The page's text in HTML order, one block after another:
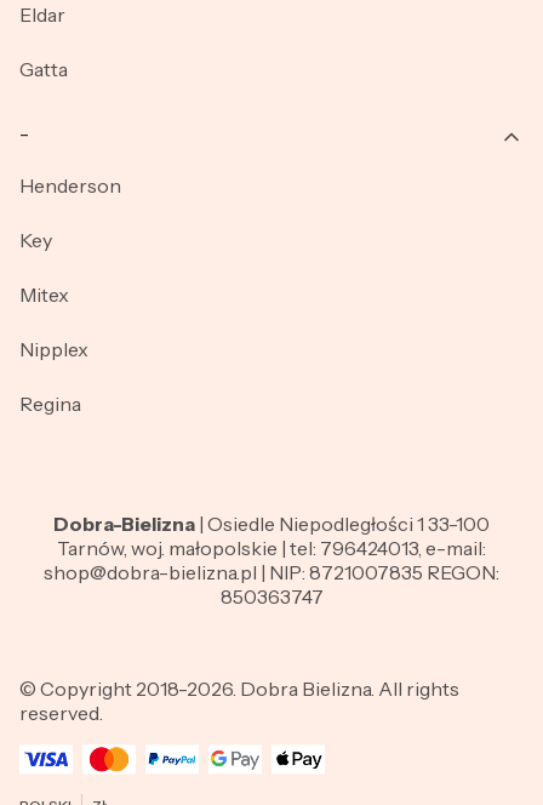
Eldar
Gatta
Henderson
Key
Mitex
Nipplex
Regina
Dobra-Bielizna | Osiedle Niepodległości 1 33-100
Tarnów, woj. małopolskie | tel: 796424013, e-mail:
shop@dobra-bielizna.pl | NIP: 8721007835 REGON:
850363747
© Copyright 2018-2026. Dobra Bielizna. All rights
reserved.